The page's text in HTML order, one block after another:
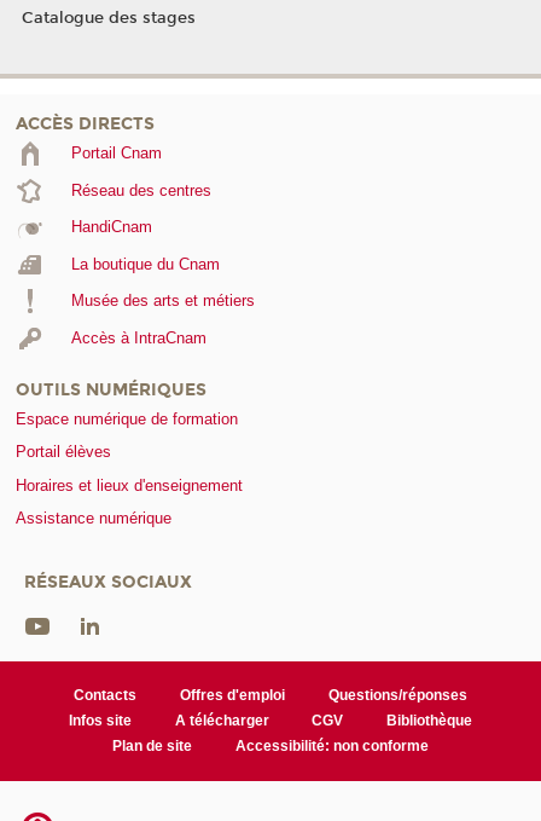
Catalogue des stages
ACCÈS DIRECTS
Portail Cnam
Réseau des centres
HandiCnam
La boutique du Cnam
Musée des arts et métiers
Accès à IntraCnam
OUTILS NUMÉRIQUES
Espace numérique de formation
Portail élèves
Horaires et lieux d'enseignement
Assistance numérique
RÉSEAUX SOCIAUX
Contacts Offres d'emploi
Questions/réponses
Infos site
A télécharger CGV
Bibliothèque
Plan de site
Accessibilité: non conforme